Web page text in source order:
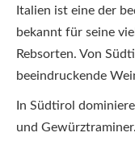
Italien ist eine der
bekannt für seine
Rebsorten. Von
beeindruckende
In Südtirol
und